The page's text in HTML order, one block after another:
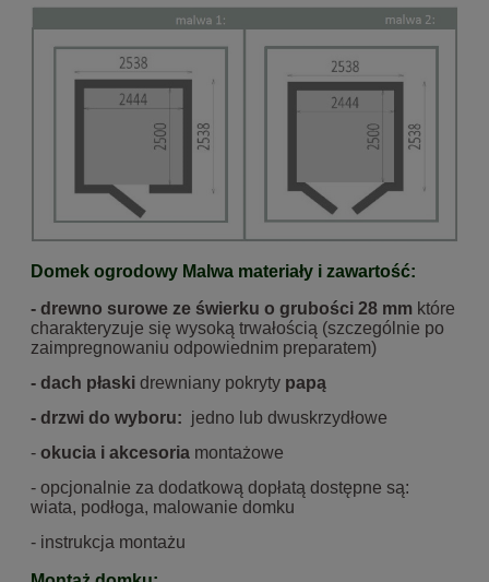
Domek ogrodowy Malwa materiały i zawartość:
- drewno surowe ze świerku o grubości 28 mm które
charakteryzuje się wysoką trwałością (szczególnie po
zaimpregnowaniu odpowiednim preparatem)
- dach płaski drewniany pokryty papą
- drzwi do wyboru: jedno lub dwuskrzydłowe
- okucia i akcesoria montażowe
- opcjonalnie za dodatkową dopłatą dostępne są:
wiata, podłoga, malowanie domku
- instrukcja montażu